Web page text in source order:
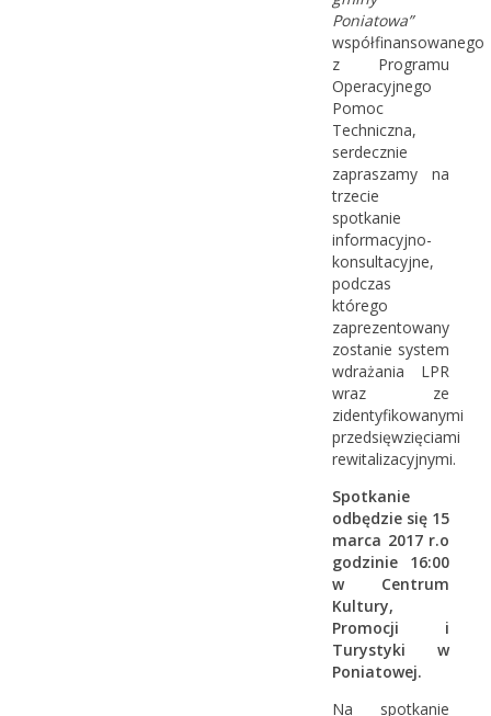
Poniatowa”
współfinansowanego
z Programu
Operacyjnego
Pomoc
Techniczna,
serdecznie
zapraszamy na
trzecie
spotkanie
informacyjno-
konsultacyjne,
podczas
którego
zaprezentowany
zostanie system
wdrażania LPR
wraz ze
zidentyfikowanymi
przedsięwzięciami
rewitalizacyjnymi.
Spotkanie
odbędzie się 15
marca 2017 r.o
godzinie 16:00
w Centrum
Kultury,
Promocji i
Turystyki w
Poniatowej.
Na spotkanie